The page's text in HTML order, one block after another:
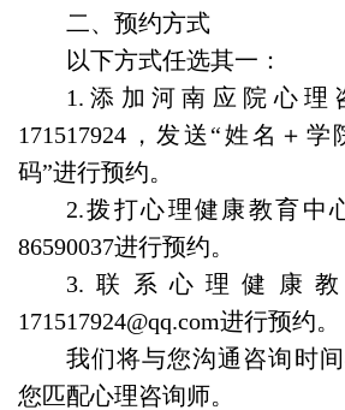
二、预约方式
以下方式任选其一：
1.添加河南应院心理
171517924，发送“姓名＋
码”进行预约。
2.拨打心理健康教育中
86590037进行预约。
3.联系心理健康
171517924@qq.com进行预约。
我们将与您沟通咨询时
您匹配心理咨询师。